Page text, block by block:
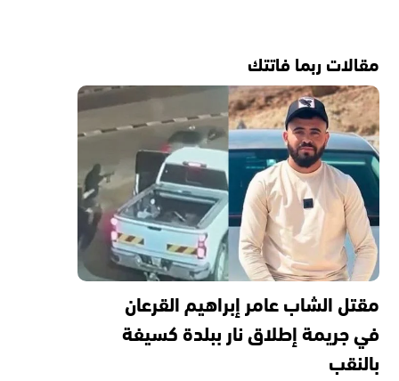
مقالات ربما فاتتك
مقتل الشاب عامر إبراهيم القرعان
في جريمة إطلاق نار ببلدة كسيفة
بالنقب